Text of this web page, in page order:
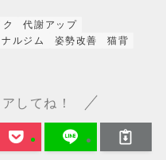
代謝アップ
ルジム 姿勢改善
猫背
してね！